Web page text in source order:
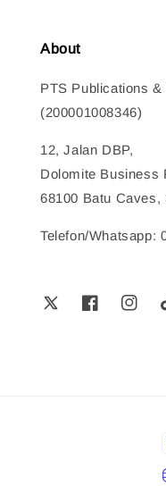
About
PTS Publications
(200001008346)
12, Jalan DBP,
Dolomite Business
68100 Batu Caves,
Telefon/Whatsapp: